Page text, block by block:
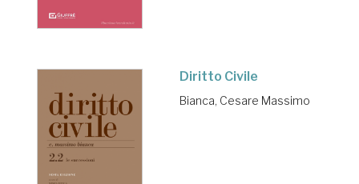
Diritto Civile
Bianca, Cesare Massimo